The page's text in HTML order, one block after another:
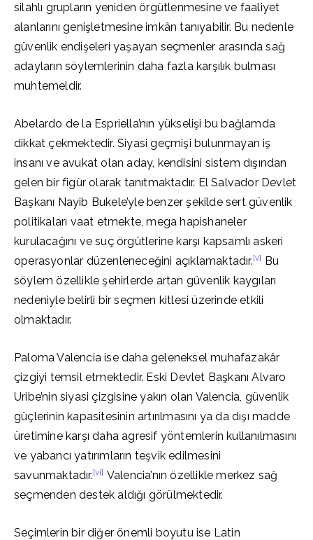
silahlı grupların yeniden örgütlenmesine ve faaliyet
alanlarını genişletmesine imkân tanıyabilir. Bu nedenle
güvenlik endişeleri yaşayan seçmenler arasında sağ
adayların söylemlerinin daha fazla karşılık bulması
muhtemeldir.
Abelardo de la Espriella’nın yükselişi bu bağlamda
dikkat çekmektedir. Siyasi geçmişi bulunmayan iş
insanı ve avukat olan aday, kendisini sistem dışından
gelen bir figür olarak tanıtmaktadır. El Salvador Devlet
Başkanı Nayib Bukele’yle benzer şekilde sert güvenlik
politikaları vaat etmekte, mega hapishaneler
kurulacağını ve suç örgütlerine karşı kapsamlı askeri
operasyonlar düzenleneceğini açıklamaktadır.[v] Bu
söylem özellikle şehirlerde artan güvenlik kaygıları
nedeniyle belirli bir seçmen kitlesi üzerinde etkili
olmaktadır.
Paloma Valencia ise daha geleneksel muhafazakâr
çizgiyi temsil etmektedir. Eski Devlet Başkanı Alvaro
Uribe’nin siyasi çizgisine yakın olan Valencia, güvenlik
güçlerinin kapasitesinin artırılmasını ya da dışı madde
üretimine karşı daha agresif yöntemlerin kullanılmasını
ve yabancı yatırımların teşvik edilmesini
savunmaktadır.[vi] Valencia’nın özellikle merkez sağ
seçmenden destek aldığı görülmektedir.
Seçimlerin bir diğer önemli boyutu ise Latin